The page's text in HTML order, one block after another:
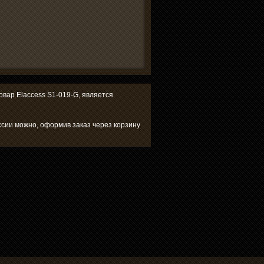
Elaccess S1-019-G, является
можно, оформив заказ через корзину